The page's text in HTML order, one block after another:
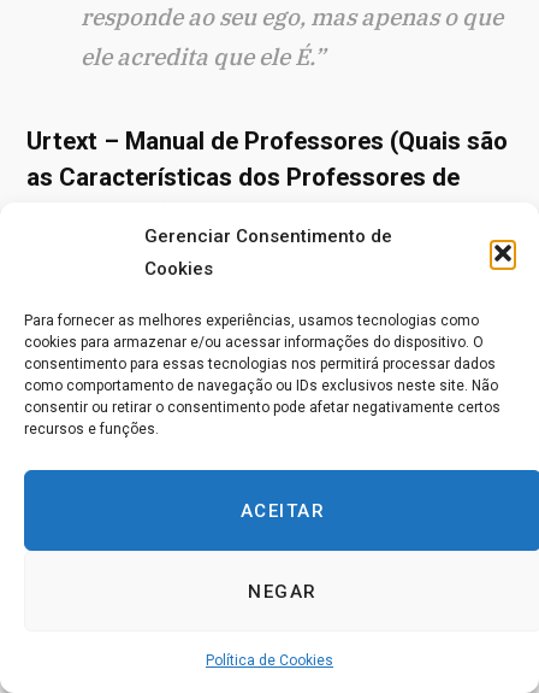
Gerenciar Consentimento de
Cookies
Para fornecer as melhores experiências, usamos tecnologias como
cookies para armazenar e/ou acessar informações do dispositivo. O
consentimento para essas tecnologias nos permitirá processar dados
como comportamento de navegação ou IDs exclusivos neste site. Não
consentir ou retirar o consentimento pode afetar negativamente certos
recursos e funções.
ACEITAR
NEGAR
Política de Cookies
responde ao seu ego, mas apenas o que
ele acredita que ele É.”
Urtext – Manual de Professores (Quais são
as Características dos Professores de
” Finalmente, há um ‘período de consecução’. É aqui
que o aprendizado é consolidado. Agora, o que antes
era visto como meras sombras vem a ser sólidas
do pensamento e da transferência total. Esse é o
o estado do Céu. Daqui em diante, o caminho para o